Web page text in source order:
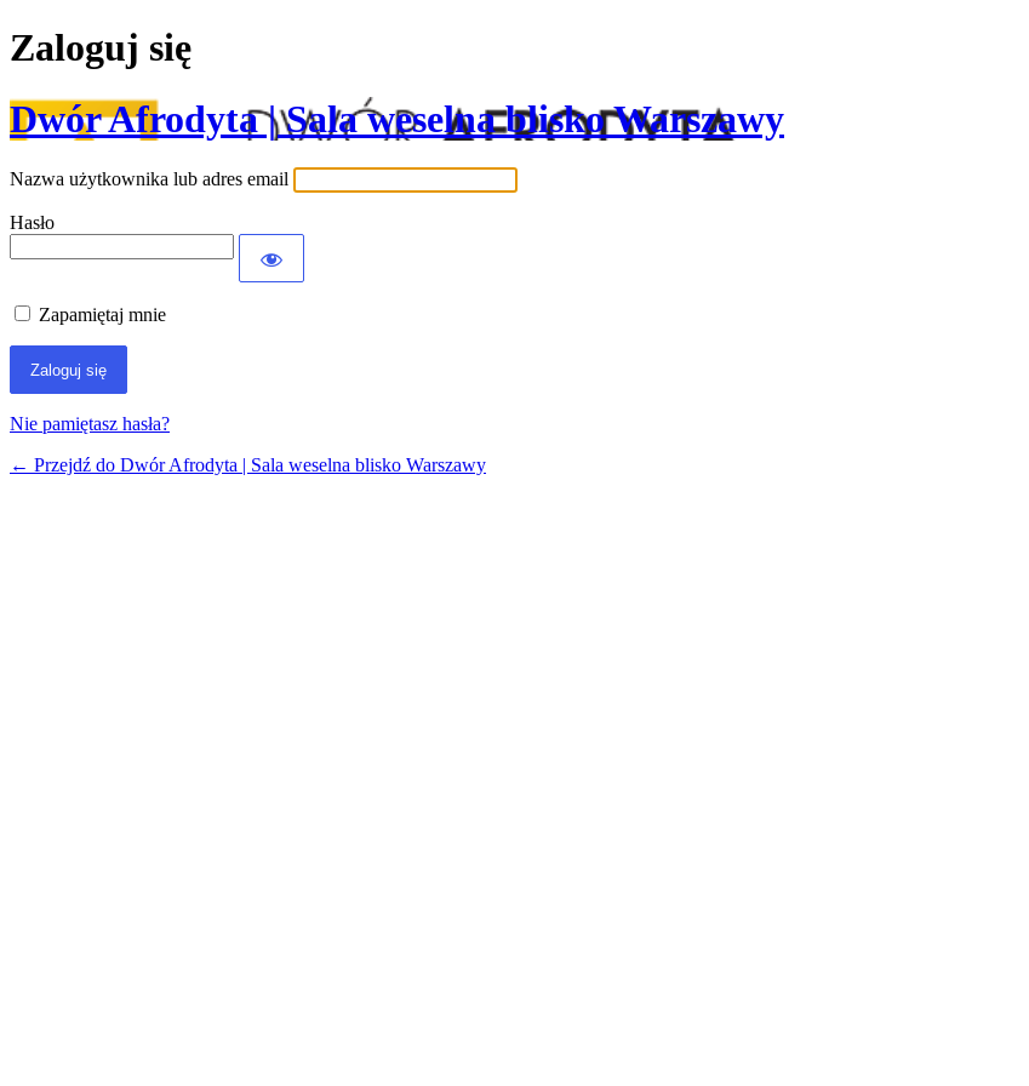
Zaloguj się
Dwór Afrodyta | Sala weselna blisko Warszawy
Nazwa użytkownika lub adres email
Hasło
Zapamiętaj mnie
Nie pamiętasz hasła?
← Przejdź do Dwór Afrodyta | Sala weselna blisko Warszawy